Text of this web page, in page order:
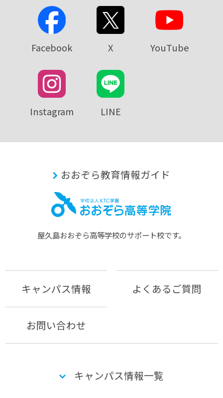
Facebook X YouTube
Instagram LINE
おおぞら教育情報ガイド
屋久島おおぞら⾼等学校のサポート校です。
キャンパス情報 よくあるご質問
お問い合わせ
キャンパス情報一覧